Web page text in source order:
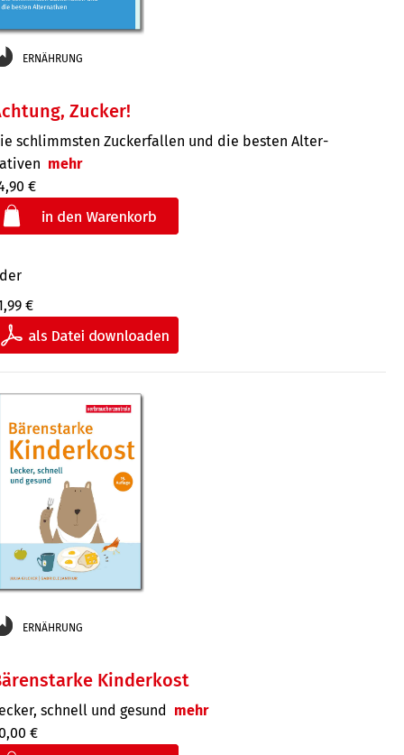
ERNÄHRUNG
Zucker!
schlimmsten Zucker­fallen und die besten Alter­
mehr
€
€
ERNÄHRUNG
Kinderkost
schnell und gesund mehr
€